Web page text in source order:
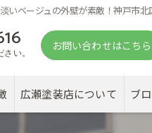
いベージュの外壁が素敵！神戸市
い。
お問い合わせはこちら
広瀬塗装店について ブ